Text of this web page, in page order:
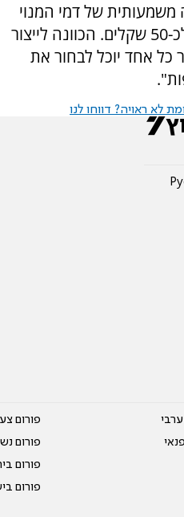
משמעותית של דמי המנוי
הכוונה לייצור
כל אחד יוכל לבחור את
לא ראויה? דווחו לנו
פורום
פורום
פורום
פורום